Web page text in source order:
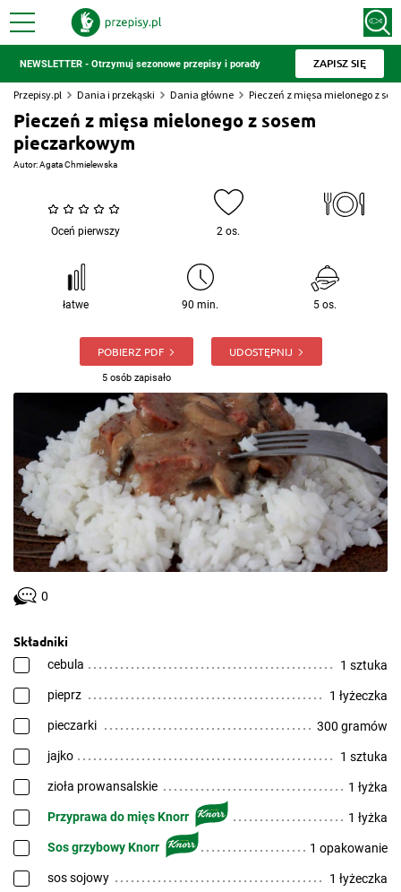
NEWSLETTER - Otrzymuj sezonowe przepisy i porady ZAPISZ SIĘ
Przepisy.pl Dania i przekąski Dania główne Pieczeń z mięsa mielonego z
Pieczeń z mięsa mielonego z sosem
pieczarkowym
Autor:Agata Chmielewska
Oceń pierwszy 2 os.
łatwe 90 min. 5 os.
POBIERZ PDF
5 osób zapisało
UDOSTĘPNIJ
0
Składniki
cebula 1 sztuka
pieprz 1 łyżeczka
pieczarki 300 gramów
jajko 1 sztuka
zioła prowansalskie 1 łyżka
Przyprawa do mięs Knorr 1 łyżka
Sos grzybowy Knorr 1 opakowanie
sos sojowy 1 łyżeczka